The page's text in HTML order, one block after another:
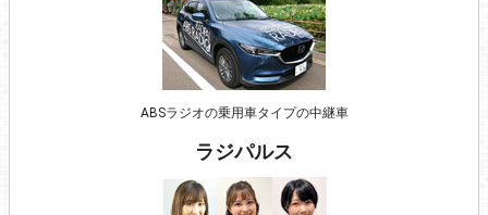
ABSラジオの乗用車タイプの中継車
ラジパルス